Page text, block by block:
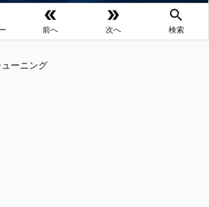

前へ

次へ

検索
ーニング